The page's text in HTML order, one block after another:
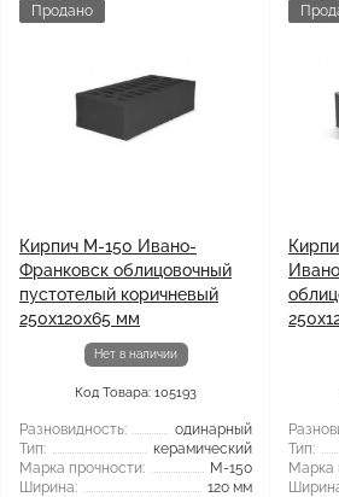
Продано
Кирпич М-150 Ивано-
Франковск облицовочный
пустотелый коричневый
250х120х65 мм
Нет в наличии
Код Товара: 105193
Разновидность:
одинарный
Тип:
керамический
Марка прочности:
М-150
Ширина:
120 мм
Тип:
Марка